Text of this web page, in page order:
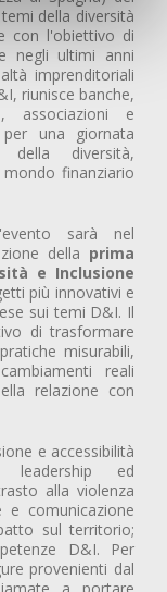
della diversità
con l'obiettivo di
negli ultimi anni
imprenditoriali
riunisce banche,
associazioni e
una giornata
diversità,
mondo finanziario
sarà nel
della prima
e Inclusione
più innovativi e
sui temi D&I. Il
di trasformare
misurabili,
reali
relazione con
e accessibilità
leadership ed
alla violenza
e comunicazione
sul territorio;
D&I. Per
provenienti dal
a portare